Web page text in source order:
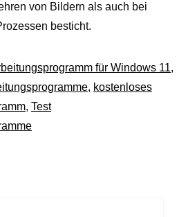
von Bildern als auch bei
besticht.
für Windows 11,
, kostenloses
, Test